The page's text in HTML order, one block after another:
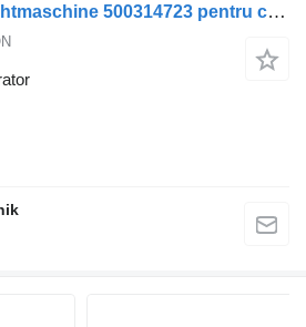
Generator Bosch Lichtmaschine 500314723 pentru camion IVECO Mercedes-Benz